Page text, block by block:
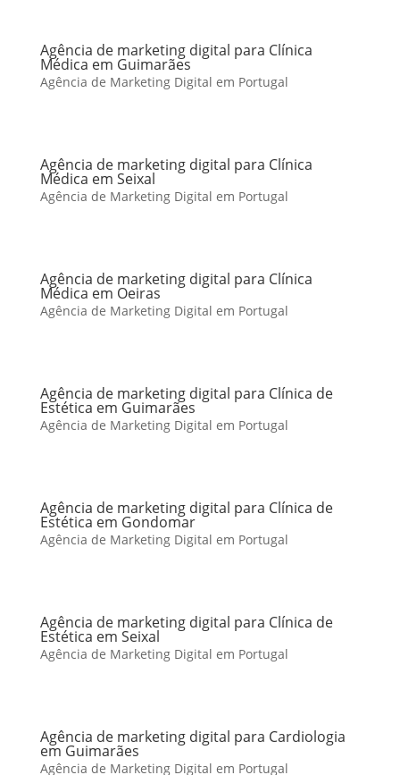
Agência de marketing digital para Clínica
Médica em Guimarães
Agência de Marketing Digital em Portugal
Agência de marketing digital para Clínica
Médica em Seixal
Agência de Marketing Digital em Portugal
Agência de marketing digital para Clínica
Médica em Oeiras
Agência de Marketing Digital em Portugal
Agência de marketing digital para Clínica de
Estética em Guimarães
Agência de Marketing Digital em Portugal
Agência de marketing digital para Clínica de
Estética em Gondomar
Agência de Marketing Digital em Portugal
Agência de marketing digital para Clínica de
Estética em Seixal
Agência de Marketing Digital em Portugal
Agência de marketing digital para Cardiologia
em Guimarães
Agência de Marketing Digital em Portugal